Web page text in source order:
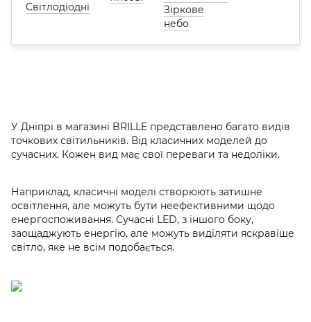
Світлодіодні
Зіркове
небо
У Дніпрі в магазині BRILLE представлено багато видів
точкових світильників. Від класичних моделей до
сучасних. Кожен вид має свої переваги та недоліки.
Наприклад, класичні моделі створюють затишне
освітлення, але можуть бути неефективними щодо
енергоспоживання. Сучасні LED, з іншого боку,
заощаджують енергію, але можуть виділяти яскравіше
світло, яке не всім подобається.